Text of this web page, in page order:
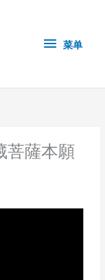
单 菜单
菩薩本願